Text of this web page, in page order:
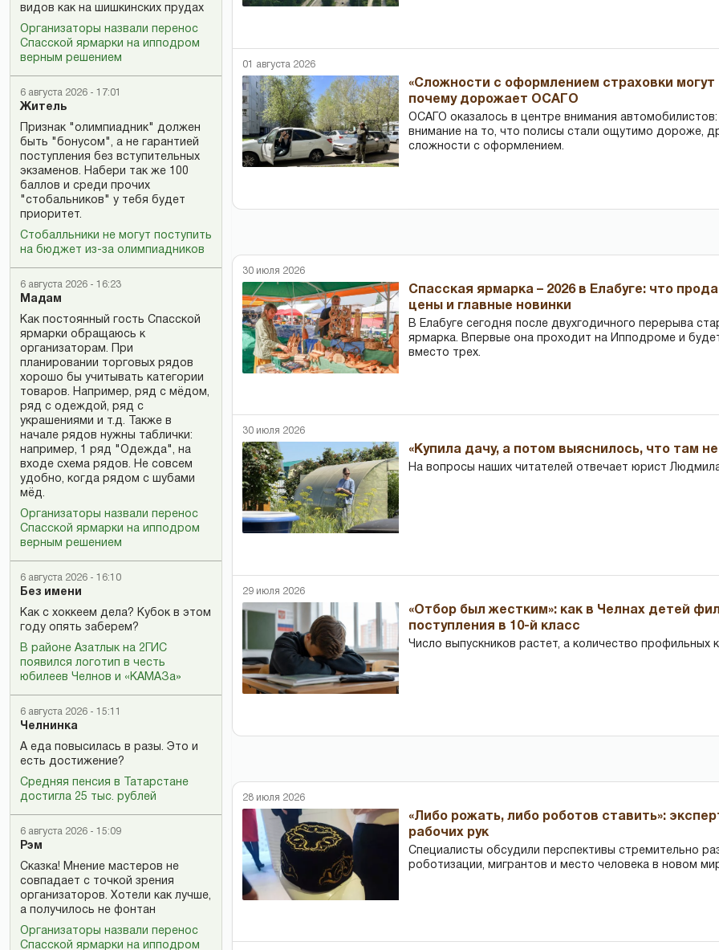
видов как на шишкинских прудах
Организаторы назвали перенос
Спасской ярмарки на ипподром
верным решением
6 августа 2026 - 17:01
Житель
Признак "олимпиадник" должен
быть "бонусом", а не гарантией
поступления без вступительных
экзаменов. Набери так же 100
баллов и среди прочих
"стобальников" у тебя будет
приоритет.
Стобалльники не могут поступить
на бюджет из-за олимпиадников
6 августа 2026 - 16:23
Мадам
Как постоянный гость Спасской
ярмарки обращаюсь к
организаторам. При
планировании торговых рядов
хорошо бы учитывать категории
товаров. Например, ряд с мёдом,
ряд с одеждой, ряд с
украшениями и т.д. Также в
начале рядов нужны таблички:
например, 1 ряд "Одежда", на
входе схема рядов. Не совсем
удобно, когда рядом с шубами
мёд.
Организаторы назвали перенос
Спасской ярмарки на ипподром
верным решением
6 августа 2026 - 16:10
Без имени
Как с хоккеем дела? Кубок в этом
году опять заберем?
В районе Азатлык на 2ГИС
появился логотип в честь
юбилеев Челнов и «КАМАЗа»
6 августа 2026 - 15:11
Челнинка
А еда повысилась в разы. Это и
есть достижение?
Средняя пенсия в Татарстане
достигла 25 тыс. рублей
6 августа 2026 - 15:09
Рэм
Сказка! Мнение мастеров не
совпадает с точкой зрения
организаторов. Хотели как лучше,
а получилось не фонтан
Организаторы назвали перенос
Спасской ярмарки на ипподром
01 августа 2026
«Сложности с оформлением страховки могут
почему дорожает ОСАГО
ОСАГО оказалось в центре внимания
внимание на то, что полисы стали ощутимо дороже,
сложности с оформлением.
30 июля 2026
Спасская ярмарка – 2026 в Елабуге: что
цены и главные новинки
В Елабуге сегодня после двухгодичного перерыва
ярмарка. Впервые она проходит на Ипподроме и
вместо трех.
30 июля 2026
«Купила дачу, а потом выяснилось, что там
На вопросы наших читателей отвечает юрист
29 июля 2026
«Отбор был жестким»: как в Челнах детей
поступления в 10-й класс
Число выпускников растет, а количество профильных
28 июля 2026
«Либо рожать, либо роботов ставить»:
рабочих рук
Специалисты обсудили перспективы стремительно
роботизации, мигрантов и место человека в новом